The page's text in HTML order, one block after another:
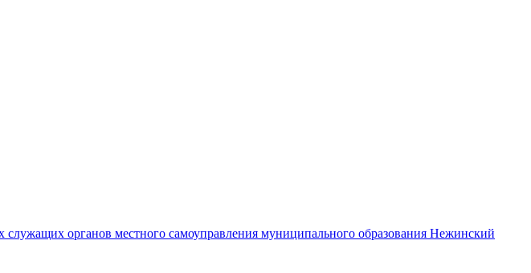
органов местного самоуправления муниципального образования Нежинский